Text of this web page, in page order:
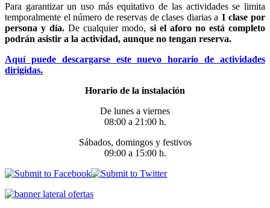
Para garantizar un uso más equitativo de las actividades se limita
temporalmente el número de reservas de clases diarias a 1 clase por
persona y día. De cualquier modo, si el aforo no está completo
podrán asistir a la actividad, aunque no tengan reserva.
Aquí puede descargarse este nuevo horario de actividades
dirigidas.
Horario de la instalación
De lunes a viernes
08:00 a 21:00 h.
Sábados, domingos y festivos
09:00 a 15:00 h.